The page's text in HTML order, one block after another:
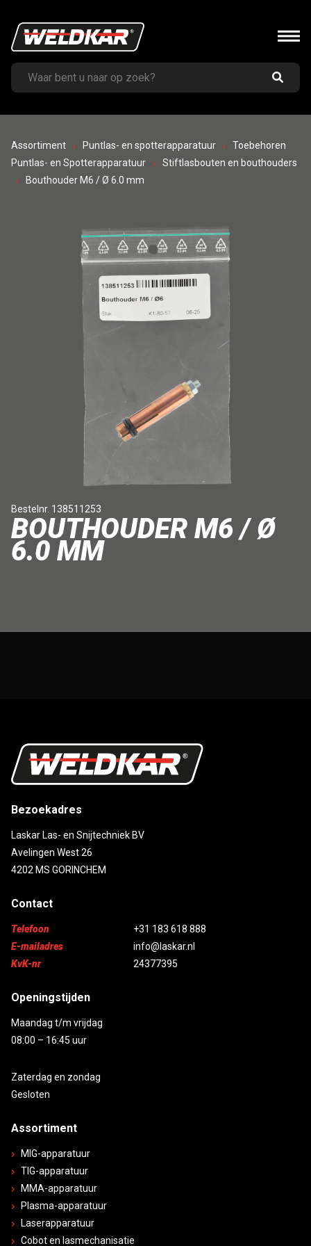
Assortiment Puntlas- en spotterapparatuur
Toebehoren
Puntlas- en Spotterapparatuur
Stiftlasbouten en bouthouders
Bouthouder M6 / Ø 6.0 mm
Bestelnr. 138511253
BOUTHOUDER M6 / Ø
6.0 MM
Bezoekadres
Laskar Las- en Snijtechniek BV
Avelingen West 26
4202 MS GORINCHEM
Contact
Telefoon
+31 183 618 888
E-mailadres
info@laskar.nl
KvK-nr
24377395
Openingstijden
Maandag t/m vrijdag
08:00 – 16:45 uur
Zaterdag en zondag
Gesloten
Assortiment
MIG-apparatuur
TIG-apparatuur
MMA-apparatuur
Plasma-apparatuur
Laserapparatuur
Cobot en lasmechanisatie